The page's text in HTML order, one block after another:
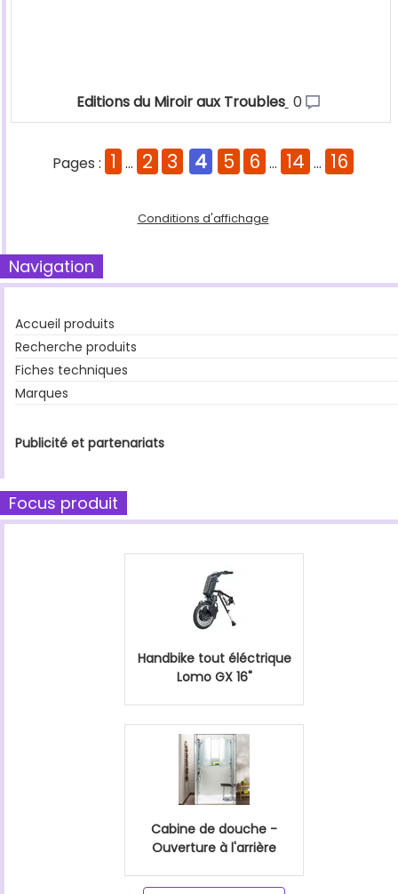
Editions du Miroir aux Troubles 0
Pages : 1 ... 2 3 4 5 6 ... 14 ... 16
Conditions d'affichage
Navigation
Accueil produits
Recherche produits
Fiches techniques
Marques
Publicité et partenariats
Focus produit
Handbike tout éléctrique
Lomo GX 16"
Cabine de douche -
Ouverture à l'arrière